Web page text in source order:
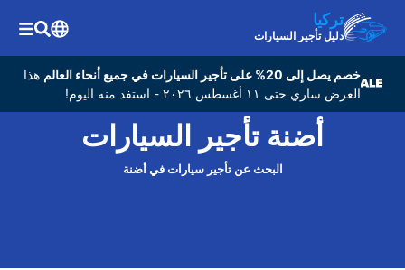
تركيا
دليل تأجير السيارات
خصم يصل إلى 20% على تأجير السيارات في جميع أنحاء العالم
هذا
العرض ساري حتى ١١ أغسطس ٢٠٢٦ - استفد منه اليوم!
أضنة تأجير السيارات
البحث عن تأجير سيارات في أضنة